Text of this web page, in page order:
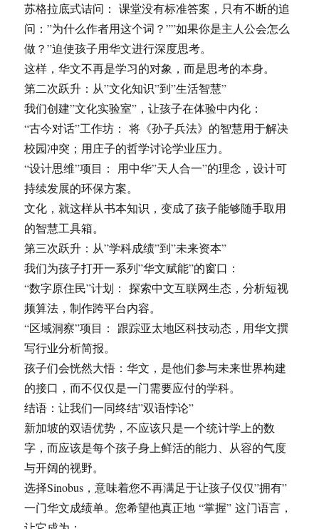
苏格拉底式诘问： 课堂没有标准答案，只有不断的追
问：”为什么作者用这个词？””如果你是主人公会怎么
做？”迫使孩子用华文进行深度思考。
这样，华文不再是学习的对象，而是思考的本身。
第二次跃升：从”文化知识”到”生活智慧”
我们创建”文化实验室”，让孩子在体验中内化：
“古今对话”工作坊： 将《孙子兵法》的智慧用于解决
校园冲突；用庄子的哲学讨论学业压力。
“设计思维”项目： 用中华”天人合一”的理念，设计可
持续发展的环保方案。
文化，就这样从书本知识，变成了孩子能够随手取用
的智慧工具箱。
第三次跃升：从”学科成绩”到”未来资本”
我们为孩子打开一系列”华文赋能”的窗口：
“数字原住民”计划： 探索中文互联网生态，分析短视
频算法，制作跨平台内容。
“区域洞察”项目： 跟踪亚太地区科技动态，用华文撰
写行业分析简报。
孩子们会恍然大悟：华文，是他们参与未来世界构建
的接口，而不仅仅是一门需要应付的学科。
结语：让我们一同终结”双语悖论”
新加坡的双语优势，不应该只是一个统计学上的数
字，而应该是每个孩子身上鲜活的能力、从容的气度
与开阔的视野。
选择Sinobus，意味着您不再满足于让孩子仅仅”拥有”
一门华文成绩单。您希望他真正地 “掌握” 这门语言，